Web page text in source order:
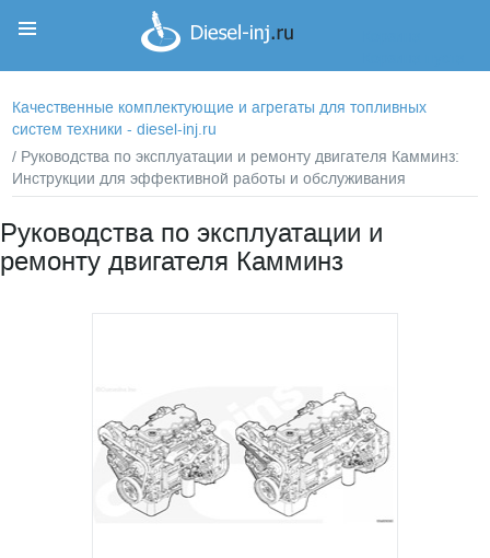
Качественные комплектующие и агрегаты для топливных
систем техники - diesel-inj.ru
/ Руководства по эксплуатации и ремонту двигателя Камминз:
Инструкции для эффективной работы и обслуживания
Руководства по эксплуатации и
ремонту двигателя Камминз